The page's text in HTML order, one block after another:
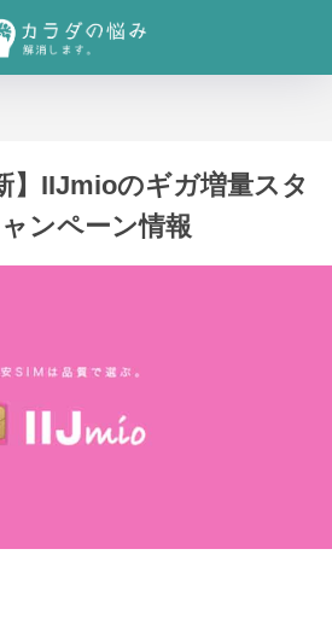
】IIJmioのギガ増量スタ
ンペーン情報